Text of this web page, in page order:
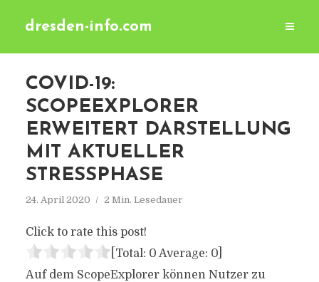
dresden-info.com
COVID-19:
SCOPEEXPLORER
ERWEITERT DARSTELLUNG
MIT AKTUELLER
STRESSPHASE
24. April 2020 2 Min. Lesedauer
Click to rate this post!
[Total: 0 Average: 0]
Auf dem ScopeExplorer können Nutzer zu